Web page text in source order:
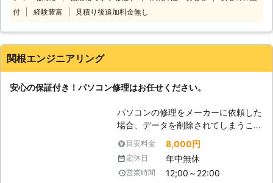
だければすぐに対応いたします。全国
離島でも問題ありません！安心してパ
やすい料金設定になっております。必
要な費用は「パソコンの発送料」＋
理完了後の「パソコン返却送料」は当
社が負担いたします！基本料金や診断
料金などは一切かかりません！低価格
で修理しますのでご安心ください。
変なサイトを誤ってクリックしてウイ
ルスに感染してしまったほか、液晶画
付
経験豊富 見積り後追加料金無し
関根エンジニアリング
安心の保証付き！パソコン修理はお任せください。
パソコンの修理をメーカーに依頼した
場合、データを削除されてしまうこと
がほとんどです。 また、保証期間が
過ぎているPCに至っては、部品がな
いこともあります。 しかし、ちょっ
とした故障程度ならまだまだ使い続け
目安料金 8,000円
定休日 年中無休
営業時間 12;00～22:00